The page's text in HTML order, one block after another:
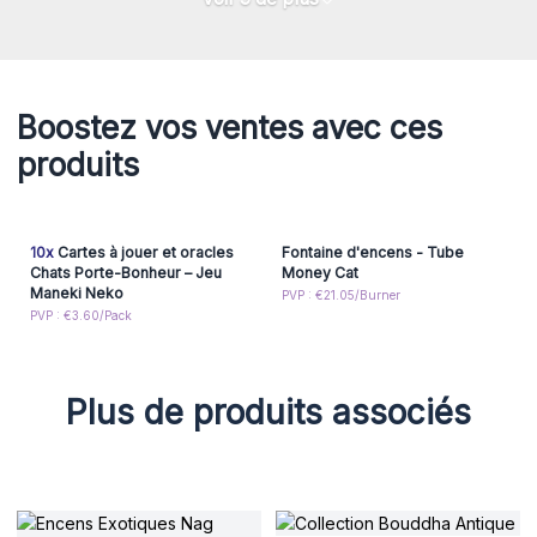
Boostez vos ventes avec ces
produits
10xCartes à jouer et oracles
Chats Porte-Bonheur – Jeu
Maneki Neko
PVP : €3.60/Pack
Fontaine d'encens - Tube
Money Cat
PVP : €21.05/Burner
Plus de produits associés